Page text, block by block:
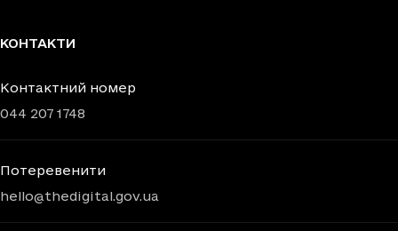
КОНТАКТИ
Контактний номер
044 207 1748
Потеревенити
hello@thedigital.gov.ua